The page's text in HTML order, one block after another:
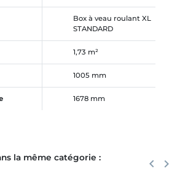
Box à veau roulant XL
STANDARD
1,73 m²
1005 mm
1678 mm
la même catégorie : keyboard_arrow_left keyboard_arrow_right